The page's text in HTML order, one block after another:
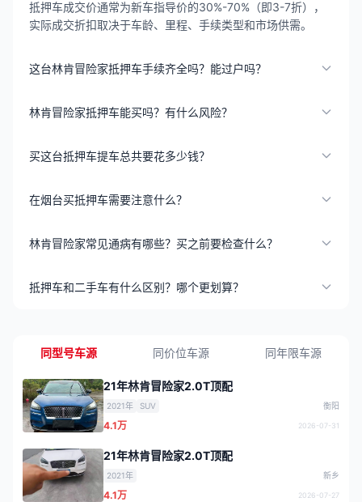
抵押车成交价通常为新车指导价的30%-70%（即3-7折），
实际成交折扣取决于车龄、里程、手续类型和市场供需。
这台林肯冒险家抵押车手续齐全吗？能过户吗？
林肯冒险家抵押车能买吗？有什么风险？
买这台抵押车提车总共要花多少钱？
在烟台买抵押车需要注意什么？
林肯冒险家常见通病有哪些？买之前要检查什么？
抵押车和二手车有什么区别？哪个更划算？
同型号车源 同价位车源 同年限车源
21年林肯冒险家2.0T顶配
2021年 SUV 衡阳
4.1万 2026-07-31
21年林肯冒险家2.0T顶配
2021年 新乡
4.1万 2026-07-27